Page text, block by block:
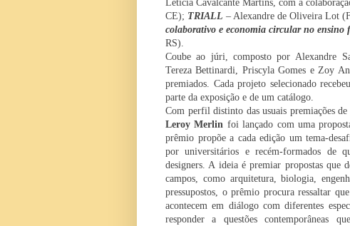
Leticia Cavalcante Martins, com a
CE); TRIALL – Alexandre de Oliveira Lot
colaborativo e economia circular no ensino
RS).
Coube ao júri, composto por Alexandre
Tereza Bettinardi, Priscyla Gomes e Zoy
premiados. Cada projeto selecionado recebeu
parte da exposição e de um catálogo.
Com perfil distinto das usuais premiações de
Leroy Merlin foi lançado com uma
prêmio propõe a cada edição um tema-
por universitários e recém-formados de
designers. A ideia é premiar propostas que
campos, como arquitetura, biologia,
pressupostos, o prêmio procura ressaltar
acontecem em diálogo com diferentes
responder a questões contemporâneas